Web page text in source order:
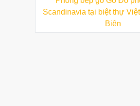
Scandinavia tại biệt thự
Biên